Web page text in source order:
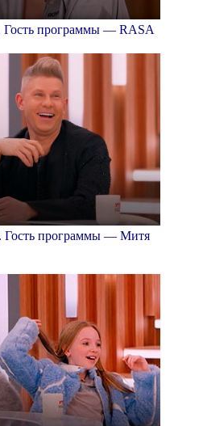
Гость программы — RASA
Гость программы — Митя